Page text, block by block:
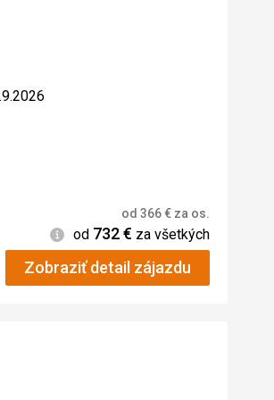
od 366€ za os.
Informácie
od 732€ za všetkých
Zobraziť detail zájazdu